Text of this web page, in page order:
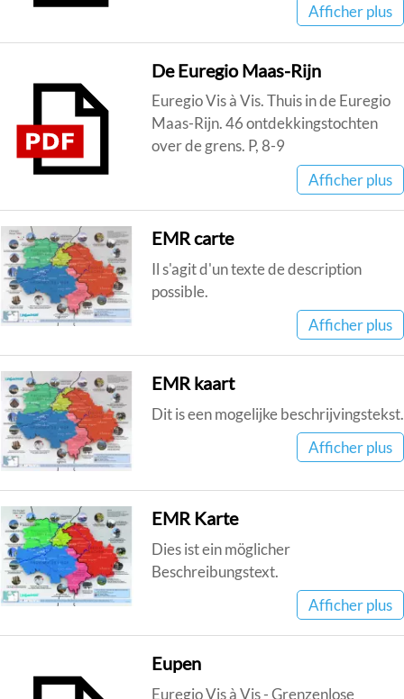
Afficher plus
De Euregio Maas-Rijn
Euregio Vis à Vis. Thuis in de Euregio
Maas-Rijn. 46 ontdekkingstochten
over de grens. P, 8-9
Afficher plus
EMR carte
Il s'agit d'un texte de description
possible.
Afficher plus
EMR kaart
Dit is een mogelijke beschrijvingstekst.
Afficher plus
EMR Karte
Dies ist ein möglicher
Beschreibungstext.
Afficher plus
Eupen
Euregio Vis à Vis - Grenzenlose